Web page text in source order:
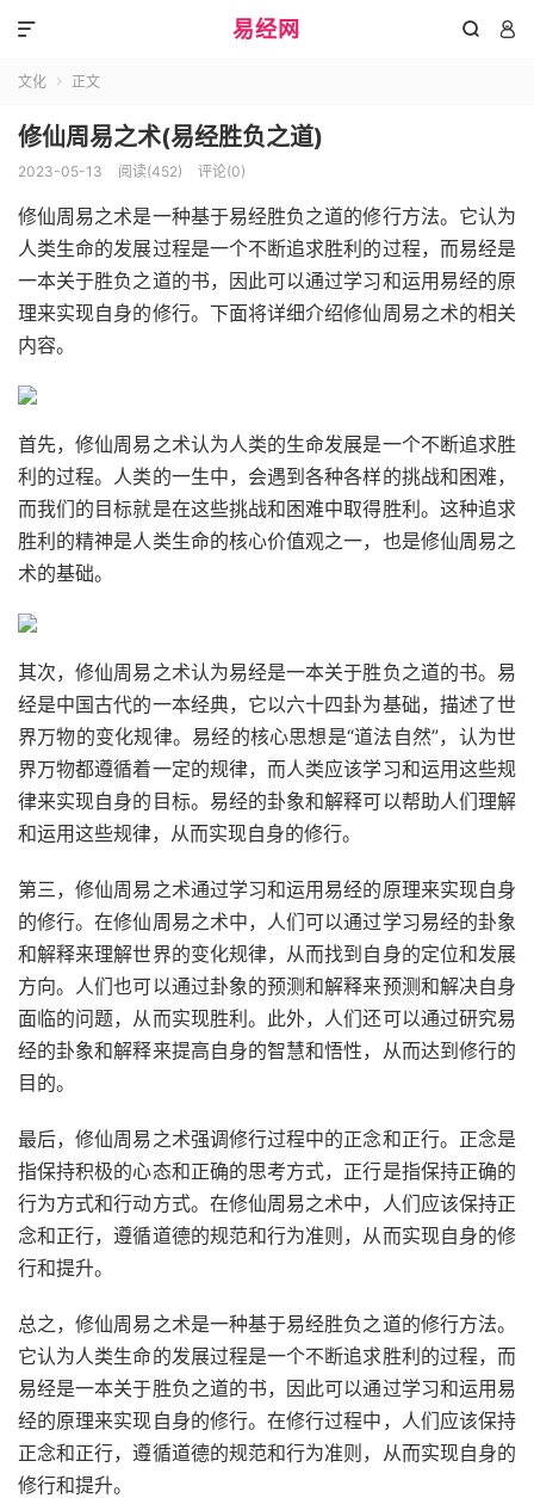
易经网  

文化  正文
修仙周易之术(易经胜负之道)
2023-05-13 阅读(452) 评论(0)
修仙周易之术是一种基于易经胜负之道的修行方法。它认为
人类生命的发展过程是一个不断追求胜利的过程，而易经是
一本关于胜负之道的书，因此可以通过学习和运用易经的原
理来实现自身的修行。下面将详细介绍修仙周易之术的相关
内容。
首先，修仙周易之术认为人类的生命发展是一个不断追求胜
利的过程。人类的一生中，会遇到各种各样的挑战和困难，
而我们的目标就是在这些挑战和困难中取得胜利。这种追求
胜利的精神是人类生命的核心价值观之一，也是修仙周易之
术的基础。
其次，修仙周易之术认为易经是一本关于胜负之道的书。易
经是中国古代的一本经典，它以六十四卦为基础，描述了世
界万物的变化规律。易经的核心思想是“道法自然”，认为世
界万物都遵循着一定的规律，而人类应该学习和运用这些规
律来实现自身的目标。易经的卦象和解释可以帮助人们理解
和运用这些规律，从而实现自身的修行。
第三，修仙周易之术通过学习和运用易经的原理来实现自身
的修行。在修仙周易之术中，人们可以通过学习易经的卦象
和解释来理解世界的变化规律，从而找到自身的定位和发展
方向。人们也可以通过卦象的预测和解释来预测和解决自身
面临的问题，从而实现胜利。此外，人们还可以通过研究易
经的卦象和解释来提高自身的智慧和悟性，从而达到修行的
目的。
最后，修仙周易之术强调修行过程中的正念和正行。正念是
指保持积极的心态和正确的思考方式，正行是指保持正确的
行为方式和行动方式。在修仙周易之术中，人们应该保持正
念和正行，遵循道德的规范和行为准则，从而实现自身的修
行和提升。
总之，修仙周易之术是一种基于易经胜负之道的修行方法。
它认为人类生命的发展过程是一个不断追求胜利的过程，而
易经是一本关于胜负之道的书，因此可以通过学习和运用易
经的原理来实现自身的修行。在修行过程中，人们应该保持
正念和正行，遵循道德的规范和行为准则，从而实现自身的
修行和提升。